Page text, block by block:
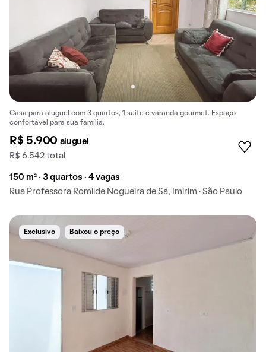
Casa para aluguel com 3 quartos, 1 suíte e varanda gourmet. Espaço
confortável para sua família.
R$ 5.900 aluguel
R$ 6.542 total
150 m² · 3 quartos · 4 vagas
Rua Professora Romilde Nogueira de Sá, Imirim · São Paulo
Exclusivo Baixou o preço